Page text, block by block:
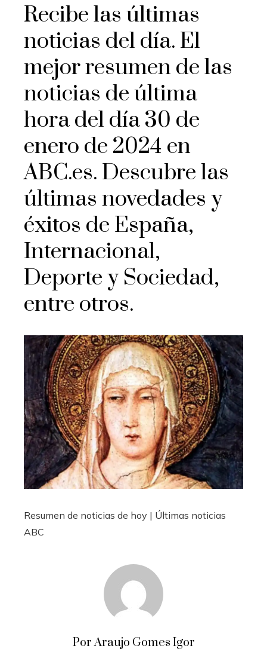
Recibe las últimas
noticias del día. El
mejor resumen de las
noticias de última
hora del día 30 de
enero de 2024 en
ABC.es. Descubre las
últimas novedades y
éxitos de España,
Internacional,
Deporte y Sociedad,
entre otros.
Resumen de noticias de hoy | Últimas noticias
ABC
Por Araujo Gomes Igor